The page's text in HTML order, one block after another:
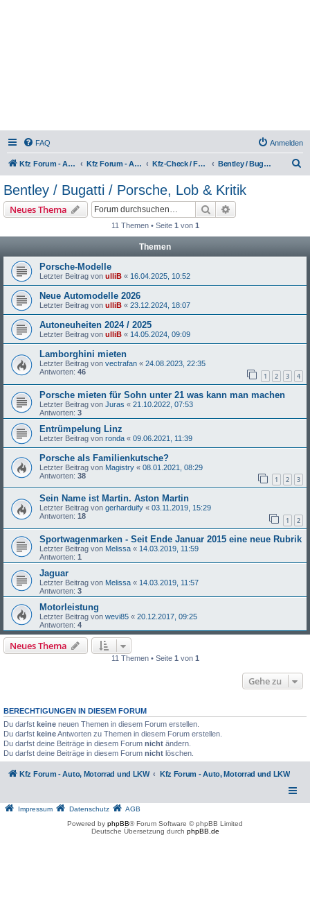
FAQ Anmelden
Kfz Forum - Auto, Motorrad und LKW Kfz Forum - Auto, Motorrad und LKW Kfz-Check / Fahrzeugbewertung / Lob & Tadel / Berichte & Erfahrungen Bentley / Bugatti / Porsche, Lob & Kritik
Bentley / Bugatti / Porsche, Lob & Kritik
Neues Thema Suche
11 Themen • Seite 1 von 1
Themen
Porsche-Modelle
Letzter Beitrag von ulliB « 16.04.2025, 10:52
Neue Automodelle 2026
Letzter Beitrag von ulliB « 23.12.2024, 18:07
Autoneuheiten 2024 / 2025
Letzter Beitrag von ulliB « 14.05.2024, 09:09
Lamborghini mieten
Letzter Beitrag von vectrafan « 24.08.2023, 22:35
Antworten: 46 1 2 3 4
Porsche mieten für Sohn unter 21 was kann man machen
Letzter Beitrag von Juras « 21.10.2022, 07:53
Antworten: 3
Entrümpelung Linz
Letzter Beitrag von ronda « 09.06.2021, 11:39
Porsche als Familienkutsche?
Letzter Beitrag von Magistry « 08.01.2021, 08:29
Antworten: 38 1 2 3
Sein Name ist Martin. Aston Martin
Letzter Beitrag von gerharduify « 03.11.2019, 15:29
Antworten: 18 1 2
Sportwagenmarken - Seit Ende Januar 2015 eine neue Rubrik
Letzter Beitrag von Melissa « 14.03.2019, 11:59
Antworten: 1
Jaguar
Letzter Beitrag von Melissa « 14.03.2019, 11:57
Antworten: 3
Motorleistung
Letzter Beitrag von wevi85 « 20.12.2017, 09:25
Antworten: 4
Neues Thema
11 Themen • Seite 1 von 1
Gehe zu
BERECHTIGUNGEN IN DIESEM FORUM
Du darfst keine neuen Themen in diesem Forum erstellen.
Du darfst keineAntworten zu Themen in diesem Forum erstellen.
Du darfst deine Beiträge in diesem Forum nicht ändern.
Du darfst deine Beiträge in diesem Forum nicht löschen.
Kfz Forum - Auto, Motorrad und LKW Kfz Forum - Auto, Motorrad und LKW
Impressum Datenschutz
AGB
Powered by phpBB® Forum Software © phpBB Limited
Deutsche Übersetzung durch phpBB.de